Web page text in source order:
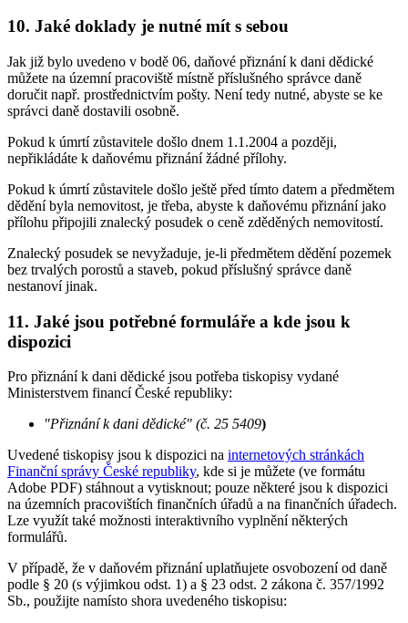
10. Jaké doklady je nutné mít s sebou
Jak již bylo uvedeno v bodě 06, daňové přiznání k dani dědické
můžete na územní pracoviště místně příslušného správce daně
doručit např. prostřednictvím pošty. Není tedy nutné, abyste se ke
správci daně dostavili osobně.
Pokud k úmrtí zůstavitele došlo dnem 1.1.2004 a později,
nepřikládáte k daňovému přiznání žádné přílohy.
Pokud k úmrtí zůstavitele došlo ještě před tímto datem a předmětem
dědění byla nemovitost, je třeba, abyste k daňovému přiznání jako
přílohu připojili znalecký posudek o ceně zděděných nemovitostí.
Znalecký posudek se nevyžaduje, je-li předmětem dědění pozemek
bez trvalých porostů a staveb, pokud příslušný správce daně
nestanoví jinak.
11. Jaké jsou potřebné formuláře a kde jsou k
dispozici
Pro přiznání k dani dědické jsou potřeba tiskopisy vydané
Ministerstvem financí České republiky:
"Přiznání k dani dědické" (č. 25 5409)
Uvedené tiskopisy jsou k dispozici na internetových stránkách
Finanční správy České republiky, kde si je můžete (ve formátu
Adobe PDF) stáhnout a vytisknout; pouze některé jsou k dispozici
na územních pracovištích finančních úřadů a na finančních úřadech.
Lze využít také možnosti interaktivního vyplnění některých
formulářů.
V případě, že v daňovém přiznání uplatňujete osvobození od daně
podle § 20 (s výjimkou odst. 1) a § 23 odst. 2 zákona č. 357/1992
Sb., použijte namísto shora uvedeného tiskopisu: